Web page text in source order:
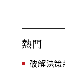
熱門
破解決